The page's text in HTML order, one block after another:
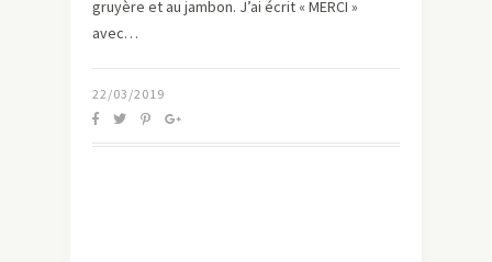
gruyère et au jambon. J’ai écrit « MERCI »
avec…
22/03/2019